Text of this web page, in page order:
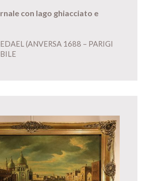
con lago ghiacciato e
(ANVERSA 1688 – PARIGI